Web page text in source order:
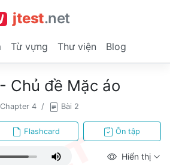
jtest.net
Từ vựng Thư viện Blog
Chủ đề Mặc áo
Chapter 4 Bài 2
Flashcard Ôn tập
Hiển thị